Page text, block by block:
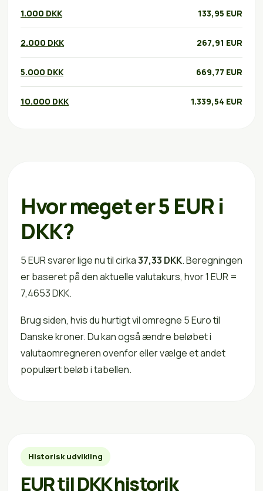
1.000 DKK 133,95 EUR
2.000 DKK 267,91 EUR
5.000 DKK 669,77 EUR
10.000 DKK 1.339,54 EUR
Hvor meget er 5 EUR i
DKK?
5 EUR svarer lige nu til cirka37,33 DKK. Beregningen
er baseret på den aktuelle valutakurs, hvor 1 EUR =
7,4653 DKK.
Brug siden, hvis du hurtigt vil omregne 5 Euro til
Danske kroner. Du kan også ændre beløbet i
valutaomregneren ovenfor eller vælge et andet
populært beløb i tabellen.
Historisk udvikling
EUR til DKK historik